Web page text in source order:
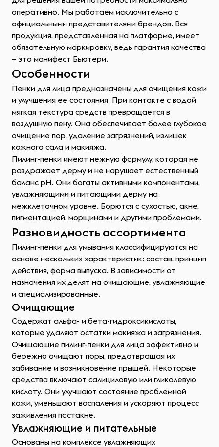
оперативно. Мы работаем исключительно с
официальными представителями брендов. Вся
продукция, представленная на платформе, имеет
обязательную маркировку, ведь гарантия качества
– это манифест Бьютери.
Особенности
Пенки для лица предназначены для очищения кожи
и улучшения ее состояния. При контакте с водой
мягкая текстура средств превращается в
воздушную пену. Она обеспечивает более глубокое
очищение пор, удаление загрязнений, излишек
кожного сала и макияжа.
Пилинг-пенки имеют нежную формулу, которая не
раздражает дерму и не нарушает естественный
баланс pH. Они богаты активными компонентами,
увлажняющими и питающими дерму на
межклеточном уровне. Борются с сухостью, акне,
пигментацией, морщинами и другими проблемами.
Разновидность ассортимента
Пилинг-пенки для умывания классифицируются на
основе нескольких характеристик: состав, принцип
действия, форма выпуска. В зависимости от
назначения их делят на очищающие, увлажняющие
и специализированные.
Очищающие
Содержат альфа- и бета-гидроксикислоты,
которые удаляют остатки макияжа и загрязнения.
Очищающие пилинг-пенки для лица эффективно и
бережно очищают поры, предотвращая их
забивание и возникновение прыщей. Некоторые
средства включают салициловую или гликолевую
кислоту. Они улучшают состояние проблемной
кожи, уменьшают воспаления и ускоряют процесс
заживления постакне.
Увлажняющие и питательные
Основаны на комплексе увлажняющих